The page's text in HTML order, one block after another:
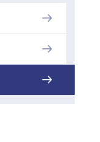


